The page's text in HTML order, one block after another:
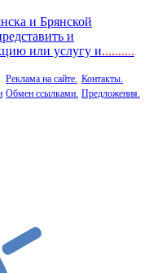
и Брянской
и
или услугу и..........
Реклама на сайте.
Обмен ссылками.
Контакты.
Предложения.